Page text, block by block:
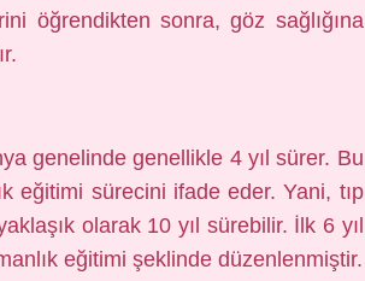
öğrendikten sonra, göz sağlığına
genelinde genellikle 4 yıl sürer. Bu
eğitimi sürecini ifade eder. Yani, tıp
olarak 10 yıl sürebilir. İlk 6 yıl
eğitimi şeklinde düzenlenmiştir.